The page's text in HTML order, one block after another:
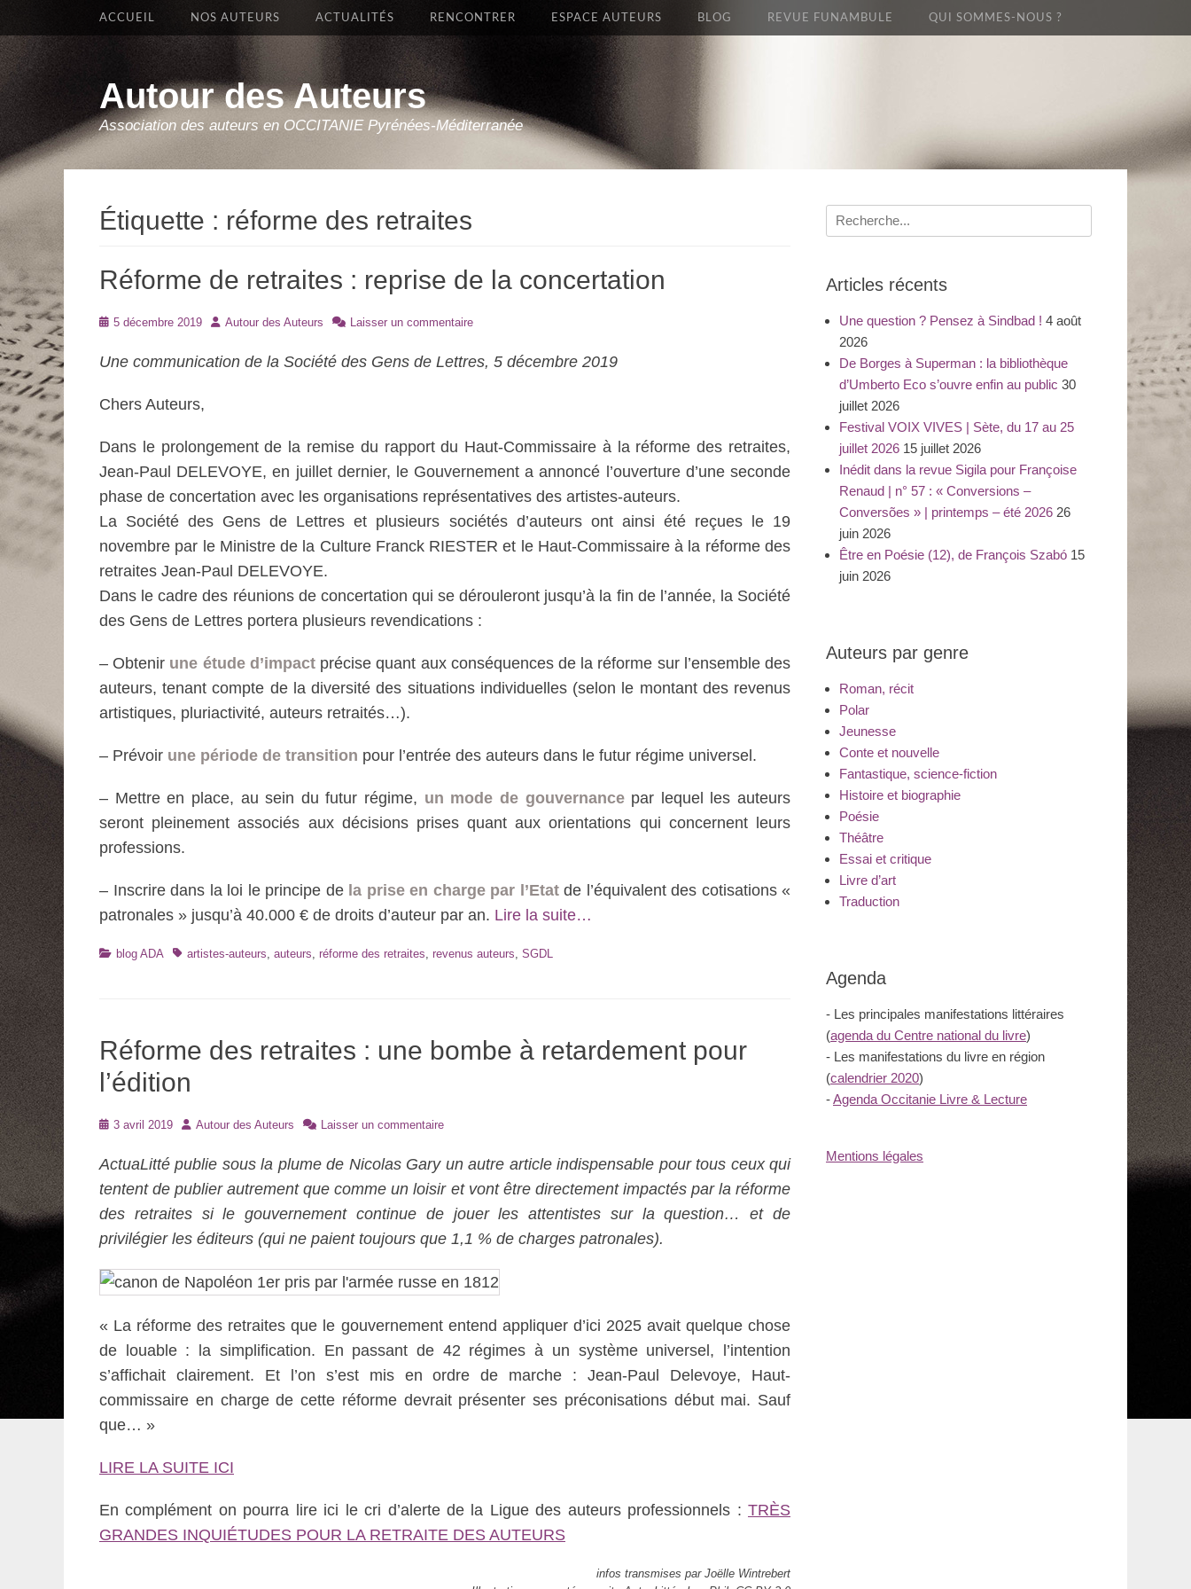
Autour des Auteurs
Association des auteurs en OCCITANIE Pyrénées-Méditerranée
Premier Menu
Aller
ACCUEIL NOS AUTEURS ACTUALITÉS RENCONTRER ESPACE AUTEURS BLOG REVUE FUNAMBULE QUI SOMMES-NOUS ?
Étiquette : réforme des retraites
Réforme de retraites : reprise de la concertation
Posté5 décembre 2019 Auteur
Autour des Auteurs Laisser un commentaire
Une communication de la Société des Gens de Lettres, 5 décembre 2019
Chers Auteurs,
Dans le prolongement de la remise du rapport du Haut-Commissaire à la réforme des retraites,
Jean-Paul DELEVOYE, en juillet dernier, le Gouvernement a annoncé l’ouverture d’une seconde
phase de concertation avec les organisations représentatives des artistes-auteurs.
La Société des Gens de Lettres et plusieurs sociétés d’auteurs ont ainsi été reçues le 19
novembre par le Ministre de la Culture Franck RIESTER et le Haut-Commissaire à la réforme des
retraites Jean-Paul DELEVOYE.
Dans le cadre des réunions de concertation qui se dérouleront jusqu’à la fin de l’année, la Société
des Gens de Lettres portera plusieurs revendications :
– Obtenir une étude d’impactprécise quant aux conséquences de la réforme sur l’ensemble des
auteurs, tenant compte de la diversité des situations individuelles (selon le montant des revenus
artistiques, pluriactivité, auteurs retraités…).
– Prévoir une période de transition pour l’entrée des auteurs dans le futur régime universel.
– Mettre en place, au sein du futur régime, un mode de gouvernance par lequel les auteurs
seront pleinement associés aux décisions prises quant aux orientations qui concernent leurs
professions.
– Inscrire dans la loi le principe de la prise en charge par l’Etatde l’équivalent des cotisations «
patronales » jusqu’à 40.000 € de droits d’auteur par an. Lire la suite…
Catégories
blog ADA Tagsartistes-auteurs, auteurs, réforme des retraites, revenus auteurs, SGDL
Réforme des retraites : une bombe à retardement pour
l’édition
Posté3 avril 2019 Auteur
Autour des Auteurs Laisser un commentaire
ActuaLitté publie sous la plume de Nicolas Gary un autre article indispensable pour tous ceux qui
tentent de publier autrement que comme un loisir et vont être directement impactés par la réforme
des retraites si le gouvernement continue de jouer les attentistes sur la question… et de
privilégier les éditeurs (qui ne paient toujours que 1,1 % de charges patronales).
« La réforme des retraites que le gouvernement entend appliquer d’ici 2025 avait quelque chose
de louable : la simplification. En passant de 42 régimes à un système universel, l’intention
s’affichait clairement. Et l’on s’est mis en ordre de marche : Jean-Paul Delevoye, Haut-
commissaire en charge de cette réforme devrait présenter ses préconisations début mai. Sauf
que… »
LIRE LA SUITE ICI
En complément on pourra lire ici le cri d’alerte de la Ligue des auteurs professionnels : TRÈS
GRANDES INQUIÉTUDES POUR LA RETRAITE DES AUTEURS
infos transmises par Joëlle Wintrebert
Recherche
pour
Articles récents
Une question ? Pensez à Sindbad ! 4 août
2026
De Borges à Superman : la bibliothèque
d’Umberto Eco s’ouvre enfin au public 30
juillet 2026
Festival VOIX VIVES | Sète, du 17 au 25
juillet 2026 15 juillet 2026
Inédit dans la revue Sigila pour Françoise
Renaud | n° 57 : « Conversions –
Conversões » | printemps – été 2026 26
juin 2026
Être en Poésie (12), de François Szabó 15
juin 2026
Auteurs par genre
Roman, récit
Polar
Jeunesse
Conte et nouvelle
Fantastique, science-fiction
Histoire et biographie
Poésie
Théâtre
Essai et critique
Livre d’art
Traduction
Agenda
- Les principales manifestations littéraires
(agenda du Centre national du livre)
- Les manifestations du livre en région
(calendrier 2020)
-Agenda Occitanie Livre & Lecture
Mentions légales